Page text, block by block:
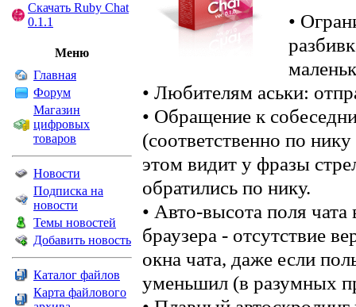
Скачать Ruby Chat
0.1.1
Меню
Главная
Форум
Магазин
цифровых
товаров
Новости
Подписка на
новости
Темы новостей
Добавить новость
Каталог файлов
Карта файлового
•
• Любителям аськи:
• Обращение к
(соответственно по
этом видит у фразы
обратились по нику.
• Авто-высота поля
браузера - отсутствие
окна чата, даже если
уменьшил (в разумных